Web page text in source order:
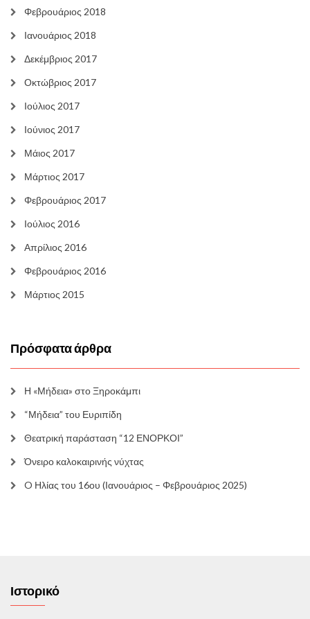
Φεβρουάριος 2018
Ιανουάριος 2018
Δεκέμβριος 2017
Οκτώβριος 2017
Ιούλιος 2017
Ιούνιος 2017
Μάιος 2017
Μάρτιος 2017
Φεβρουάριος 2017
Ιούλιος 2016
Απρίλιος 2016
Φεβρουάριος 2016
Μάρτιος 2015
Πρόσφατα άρθρα
Η «Μήδεια» στο Ξηροκάμπι
“Μήδεια” του Ευριπίδη
Θεατρική παράσταση “12 ΕΝΟΡΚΟΙ”
Όνειρο καλοκαιρινής νύχτας
O Ηλίας του 16ου (Ιανουάριος – Φεβρουάριος 2025)
Ιστορικό